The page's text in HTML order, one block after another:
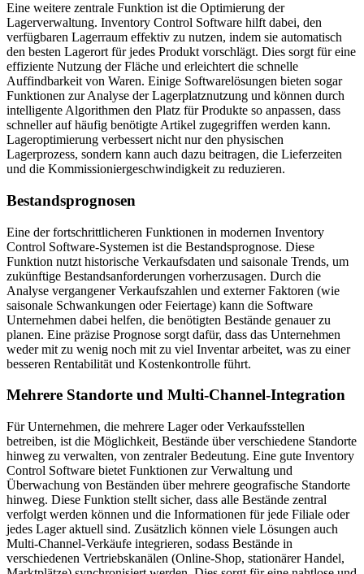
Eine weitere zentrale Funktion ist die Optimierung der
Lagerverwaltung. Inventory Control Software hilft dabei, den
verfügbaren Lagerraum effektiv zu nutzen, indem sie automatisch
den besten Lagerort für jedes Produkt vorschlägt. Dies sorgt für eine
effiziente Nutzung der Fläche und erleichtert die schnelle
Auffindbarkeit von Waren. Einige Softwarelösungen bieten sogar
Funktionen zur Analyse der Lagerplatznutzung und können durch
intelligente Algorithmen den Platz für Produkte so anpassen, dass
schneller auf häufig benötigte Artikel zugegriffen werden kann.
Lageroptimierung verbessert nicht nur den physischen
Lagerprozess, sondern kann auch dazu beitragen, die Lieferzeiten
und die Kommissioniergeschwindigkeit zu reduzieren.
Bestandsprognosen
Eine der fortschrittlicheren Funktionen in modernen Inventory
Control Software-Systemen ist die Bestandsprognose. Diese
Funktion nutzt historische Verkaufsdaten und saisonale Trends, um
zukünftige Bestandsanforderungen vorherzusagen. Durch die
Analyse vergangener Verkaufszahlen und externer Faktoren (wie
saisonale Schwankungen oder Feiertage) kann die Software
Unternehmen dabei helfen, die benötigten Bestände genauer zu
planen. Eine präzise Prognose sorgt dafür, dass das Unternehmen
weder mit zu wenig noch mit zu viel Inventar arbeitet, was zu einer
besseren Rentabilität und Kostenkontrolle führt.
Mehrere Standorte und Multi-Channel-Integration
Für Unternehmen, die mehrere Lager oder Verkaufsstellen
betreiben, ist die Möglichkeit, Bestände über verschiedene Standorte
hinweg zu verwalten, von zentraler Bedeutung. Eine gute Inventory
Control Software bietet Funktionen zur Verwaltung und
Überwachung von Beständen über mehrere geografische Standorte
hinweg. Diese Funktion stellt sicher, dass alle Bestände zentral
verfolgt werden können und die Informationen für jede Filiale oder
jedes Lager aktuell sind. Zusätzlich können viele Lösungen auch
Multi-Channel-Verkäufe integrieren, sodass Bestände in
verschiedenen Vertriebskanälen (Online-Shop, stationärer Handel,